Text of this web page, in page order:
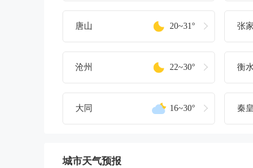
唐山 20~31° 张
沧州 22~30° 衡
大同 16~30° 秦
城市天气预报